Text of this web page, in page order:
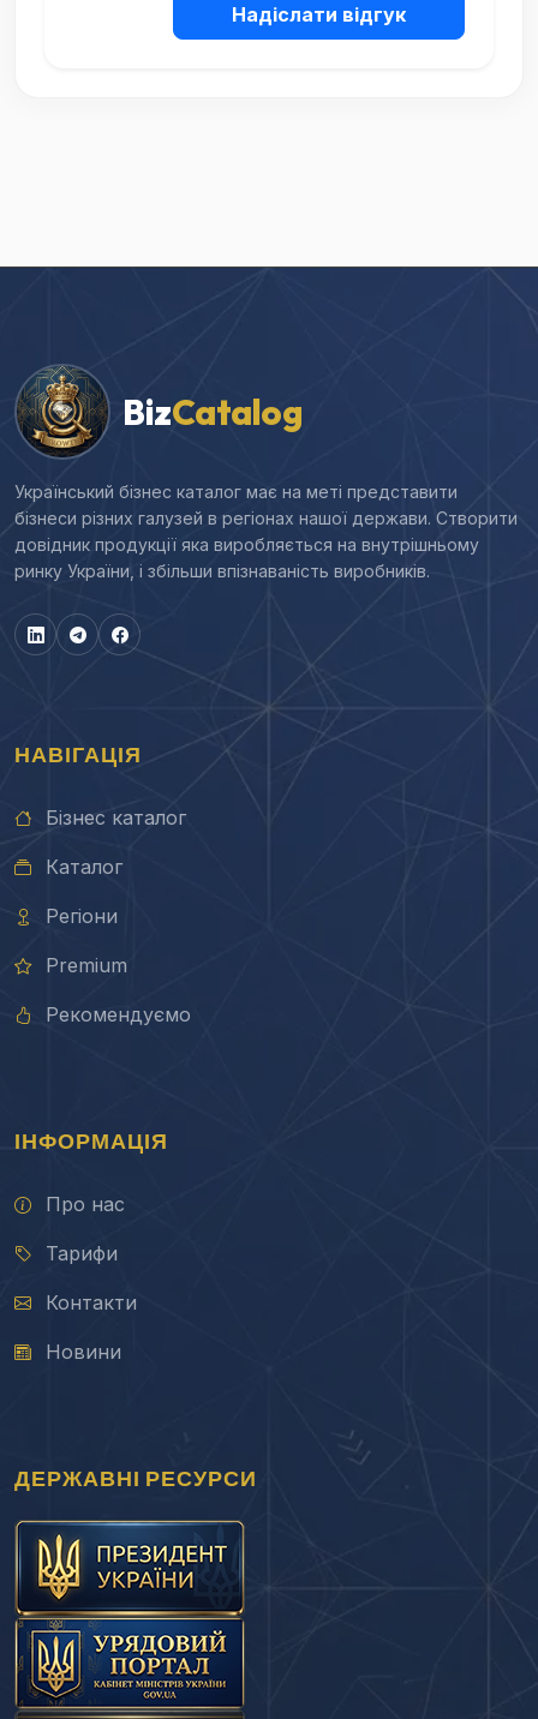
Надіслати відгук
BizCatalog
Український бізнес каталог має на меті представити
бізнеси різних галузей в регіонах нашої держави. Створити
довідник продукції яка виробляється на внутрішньому
ринку України, і збільши впізнаваність виробників.
НАВІГАЦІЯ
Бізнес каталог
Каталог
Регіони
Premium
Рекомендуємо
ІНФОРМАЦІЯ
Про нас
Тарифи
Контакти
Новини
ДЕРЖАВНІ РЕСУРСИ